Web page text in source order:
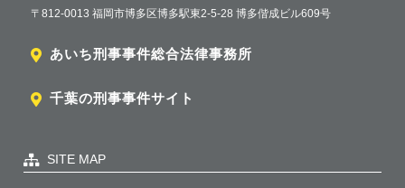
〒812-0013 福岡市博多区博多駅東2-5-28 博多偕成ビル609号
あいち刑事事件総合法律事務所
千葉の刑事事件サイト
SITE MAP